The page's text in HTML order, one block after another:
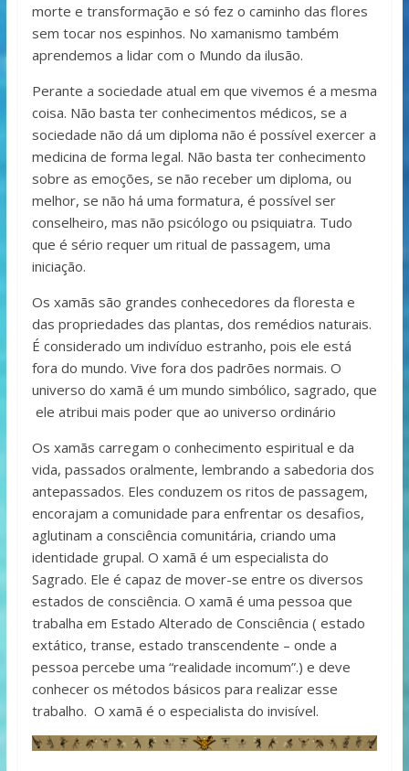
morte e transformação e só fez o caminho das flores
sem tocar nos espinhos. No xamanismo também
aprendemos a lidar com o Mundo da ilusão.
Perante a sociedade atual em que vivemos é a mesma
coisa. Não basta ter conhecimentos médicos, se a
sociedade não dá um diploma não é possível exercer a
medicina de forma legal. Não basta ter conhecimento
sobre as emoções, se não receber um diploma, ou
melhor, se não há uma formatura, é possível ser
conselheiro, mas não psicólogo ou psiquiatra. Tudo
que é sério requer um ritual de passagem, uma
iniciação.
Os xamãs são grandes conhecedores da floresta e
das propriedades das plantas, dos remédios naturais.
É considerado um indivíduo estranho, pois ele está
fora do mundo. Vive fora dos padrões normais. O
universo do xamã é um mundo simbólico, sagrado, que
ele atribui mais poder que ao universo ordinário
Os xamãs carregam o conhecimento espiritual e da
vida, passados oralmente, lembrando a sabedoria dos
antepassados. Eles conduzem os ritos de passagem,
encorajam a comunidade para enfrentar os desafios,
aglutinam a consciência comunitária, criando uma
identidade grupal. O xamã é um especialista do
Sagrado. Ele é capaz de mover-se entre os diversos
estados de consciência. O xamã é uma pessoa que
trabalha em Estado Alterado de Consciência ( estado
extático, transe, estado transcendente – onde a
pessoa percebe uma “realidade incomum”.) e deve
conhecer os métodos básicos para realizar esse
trabalho. O xamã é o especialista do invisível.